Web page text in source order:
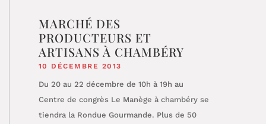
MARCHÉ DES
PRODUCTEURS ET
ARTISANS À CHAMBÉRY
10 DÉCEMBRE 2013
Du 20 au 22 décembre de 10h à 19h au
Centre de congrès Le Manège à chambéry se
tiendra la Rondue Gourmande. Plus de 50